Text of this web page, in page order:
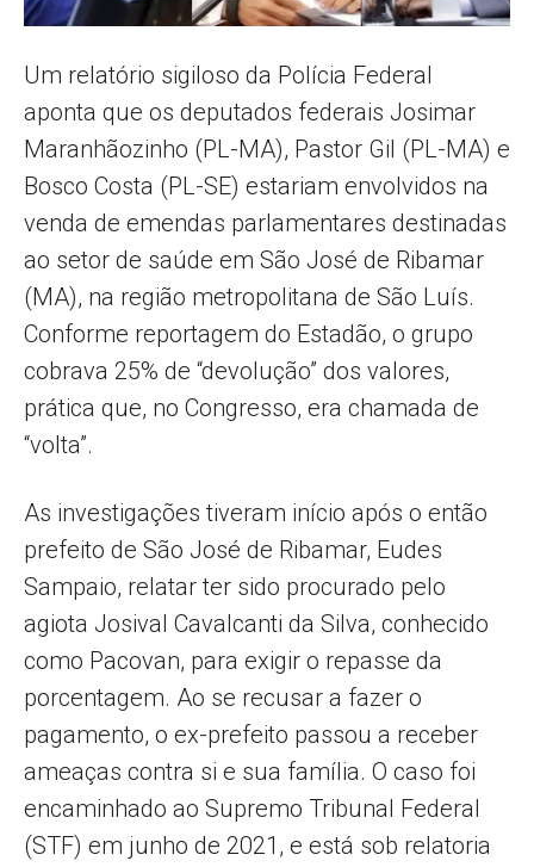
Um relatório sigiloso da Polícia Federal
aponta que os deputados federais Josimar
Maranhãozinho (PL-MA), Pastor Gil (PL-MA) e
Bosco Costa (PL-SE) estariam envolvidos na
venda de emendas parlamentares destinadas
ao setor de saúde em São José de Ribamar
(MA), na região metropolitana de São Luís.
Conforme reportagem do Estadão, o grupo
cobrava 25% de “devolução” dos valores,
prática que, no Congresso, era chamada de
“volta”.
As investigações tiveram início após o então
prefeito de São José de Ribamar, Eudes
Sampaio, relatar ter sido procurado pelo
agiota Josival Cavalcanti da Silva, conhecido
como Pacovan, para exigir o repasse da
porcentagem. Ao se recusar a fazer o
pagamento, o ex-prefeito passou a receber
ameaças contra si e sua família. O caso foi
encaminhado ao Supremo Tribunal Federal
(STF) em junho de 2021, e está sob relatoria